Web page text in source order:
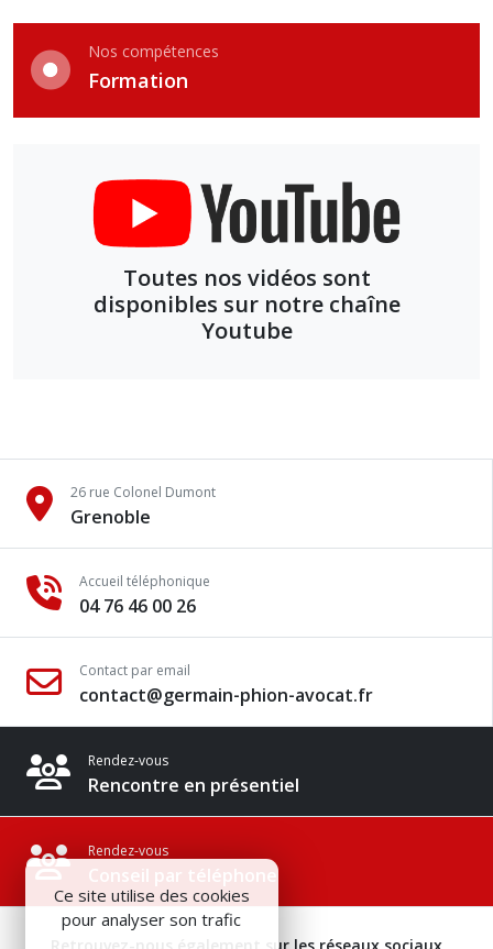
Nos compétences
Formation
Toutes nos vidéos sont
disponibles sur notre chaîne
Youtube
26 rue Colonel Dumont
Grenoble
Accueil téléphonique
04 76 46 00 26
Contact par email
contact@germain-phion-avocat.fr
Rendez-vous
Rencontre en présentiel
Rendez-vous
Conseil par téléphone
Ce site utilise des cookies
pour analyser son trafic